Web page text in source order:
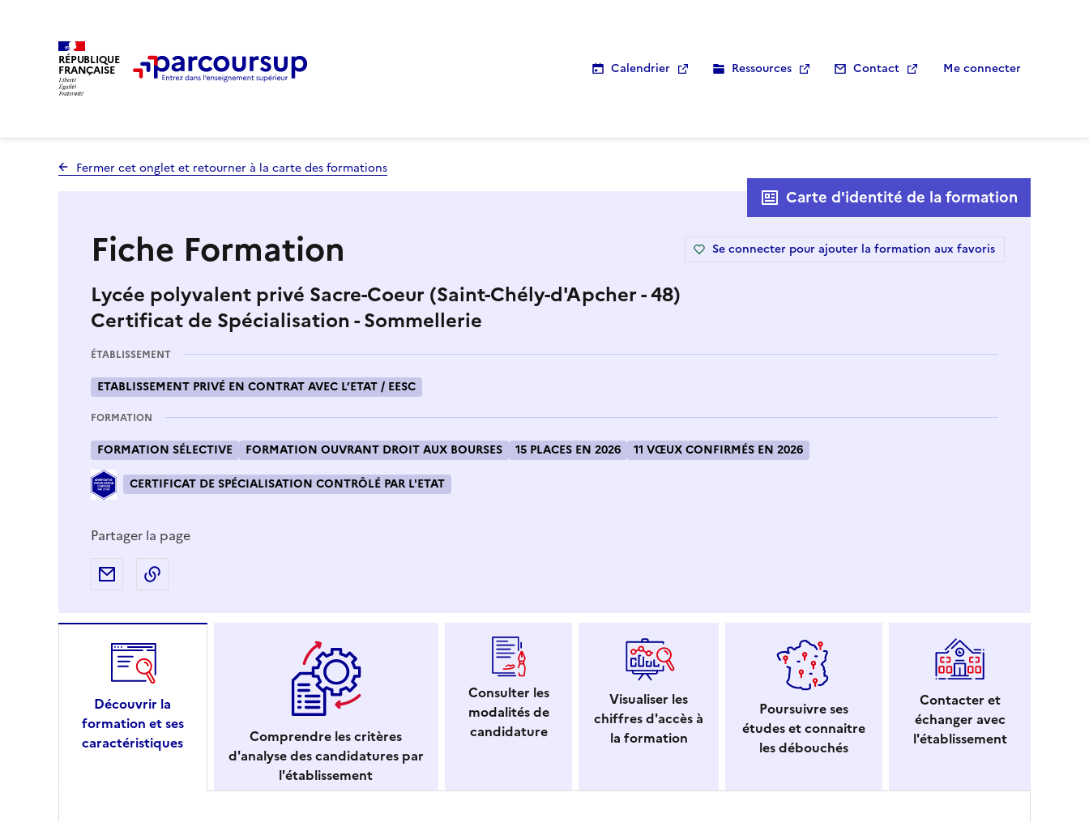
RÉPUBLIQUE
FRANÇAISE Calendrier Ressources Contact Me connecter
Fermer cet onglet et retourner à la carte des formations
Fiche Formation
Lycée polyvalent privé Sacre-Coeur (Saint-Chély-d'Apcher - 48)
Certificat de Spécialisation - Sommellerie
Carte d'identité de la formation
Se connecter pour ajouter la formation aux favoris
ÉTABLISSEMENT
ETABLISSEMENT PRIVÉ EN CONTRAT AVEC L’ETAT / EESC
FORMATION
FORMATION SÉLECTIVE FORMATION OUVRANT DROIT AUX BOURSES 15 PLACES EN 2026 11 VŒUX CONFIRMÉS EN 2026
CERTIFICAT DE SPÉCIALISATION CONTRÔLÉ PAR L'ETAT
Partager la page
Partager par e-mail
Découvrir la
formation et ses
caractéristiques
Comprendre les critères
d'analyse des candidatures par
l'établissement
Consulter les
modalités de
candidature
Visualiser les
chiffres d'accès à
la formation
Poursuivre ses
études et connaitre
les débouchés
Contacter et
échanger avec
l'établissement